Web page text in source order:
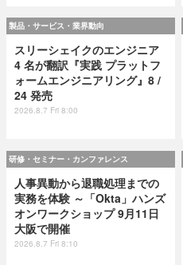
製品・サービス・業界動向
スリーシェイクのエンジニア
4 名が翻訳『実践 プラットフ
ォームエンジニアリング』8 /
24 発売
2026.8.7 Fri 8:00
研修・セミナー・カンファレンス
人事異動から退職処理までの
実務を体験 ～「Okta」ハンズ
オンワークショップ 9月11日
大阪で開催
2026.8.7 Fri 8:10